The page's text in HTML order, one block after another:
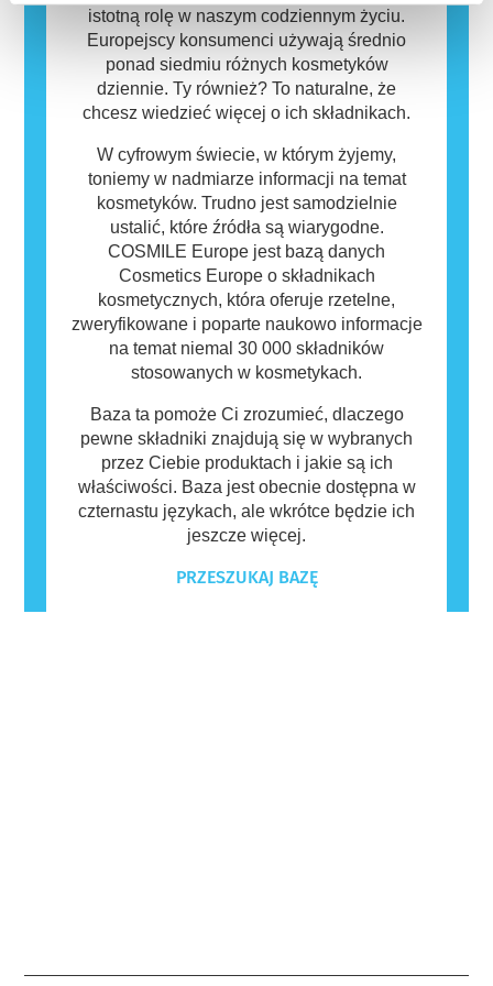
bezpieczny dla innych.
istotną rolę w naszym codziennym życiu.
Europejscy konsumenci używają średnio
ponad siedmiu różnych kosmetyków
dziennie. Ty również? To naturalne, że
chcesz wiedzieć więcej o ich składnikach.
W cyfrowym świecie, w którym żyjemy,
toniemy w nadmiarze informacji na temat
kosmetyków. Trudno jest samodzielnie
ustalić, które źródła są wiarygodne.
COSMILE Europe jest bazą danych
Cosmetics Europe o składnikach
kosmetycznych, która oferuje rzetelne,
zweryfikowane i poparte naukowo informacje
na temat niemal 30 000 składników
stosowanych w kosmetykach.
Baza ta pomoże Ci zrozumieć, dlaczego
pewne składniki znajdują się w wybranych
przez Ciebie produktach i jakie są ich
właściwości. Baza jest obecnie dostępna w
czternastu językach, ale wkrótce będzie ich
jeszcze więcej.
PRZESZUKAJ BAZĘ